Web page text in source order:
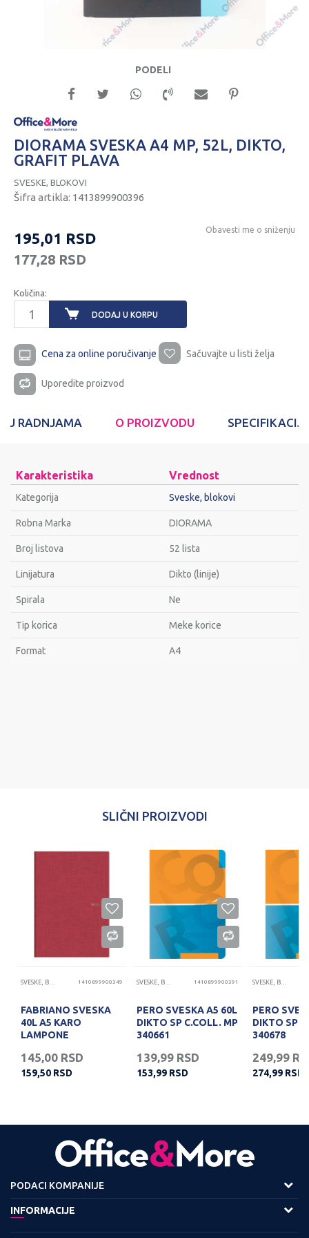
PODELI
DIORAMA SVESKA A4 MP, 52L, DIKTO,
GRAFIT PLAVA
SVESKE, BLOKOVI
Šifra artikla: 1413899900396
195,01 RSD
177,28 RSD
Obavesti me o sniženju
Količina:
DODAJ U KORPU
Cena za online poručivanje Sačuvajte u listi želja
Uporedite proizvod
U RADNJAMA O PROIZVODU
Karakteristika Vrednost
Kategorija Sveske, blokovi
Robna Marka DIORAMA
Broj listova 52 lista
Linijatura Dikto (linije)
Spirala Ne
Tip korica Meke korice
Format A4
SLIČNI PROIZVODI
1410899900349
FABRIANO SVESKA
40L A5 KARO
LAMPONE
145,00 RSD
159,50 RSD
1410899900391
PERO SVESKA A5 60L
DIKTO SP C.COLL. MP
340661
139,99 RSD
153,99 RSD
PERO
DIKTO SP
340678
249,99
274,99 RSD
PODACI KOMPANIJE
Adresa :
INFORMACIJE